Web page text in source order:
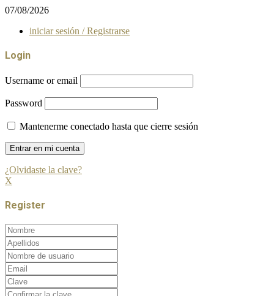
07/08/2026
iniciar sesión / Registrarse
Login
Username or email
Password
Mantenerme conectado hasta que cierre sesión
¿Olvidaste la clave?
X
Register